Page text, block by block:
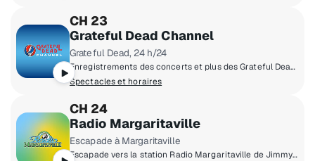
CH 23
Grateful Dead Channel
Grateful Dead, 24 h/24
Enregistrements des concerts et plus des Grateful Dead, en tout temps.
Spectacles et horaires
CH 24
Radio Margaritaville
Escapade à Margaritaville
Escapade vers la station Radio Margaritaville de Jimmy Buffett.